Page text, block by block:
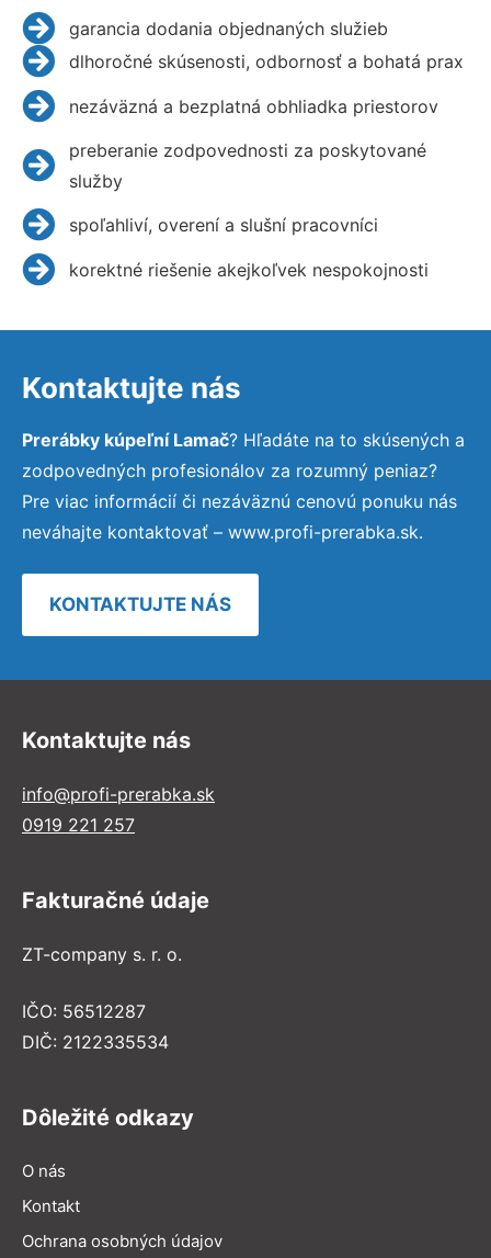
garancia dodania objednaných služieb
dlhoročné skúsenosti, odbornosť a bohatá prax
nezáväzná a bezplatná obhliadka priestorov
preberanie zodpovednosti za poskytované
služby
spoľahliví, overení a slušní pracovníci
korektné riešenie akejkoľvek nespokojnosti
Kontaktujte nás
Prerábky kúpeľní Lamač? Hľadáte na to skúsených a
zodpovedných profesionálov za rozumný peniaz?
Pre viac informácií či nezáväznú cenovú ponuku nás
neváhajte kontaktovať – www.profi-prerabka.sk.
KONTAKTUJTE NÁS
Kontaktujte nás
info@profi-prerabka.sk
0919 221 257
Fakturačné údaje
ZT-company s. r. o.
IČO: 56512287
DIČ: 2122335534
Dôležité odkazy
O nás
Kontakt
Ochrana osobných údajov